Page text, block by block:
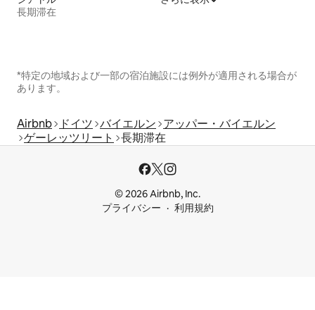
長期滞在
*特定の地域および一部の宿泊施設には例外が適用される場合が
あります。
Airbnb ドイツ バイエルン アッパー・バイエルン
ゲーレッツリート
長期滞在
© 2026 Airbnb, Inc.
プライバシー
利用規約